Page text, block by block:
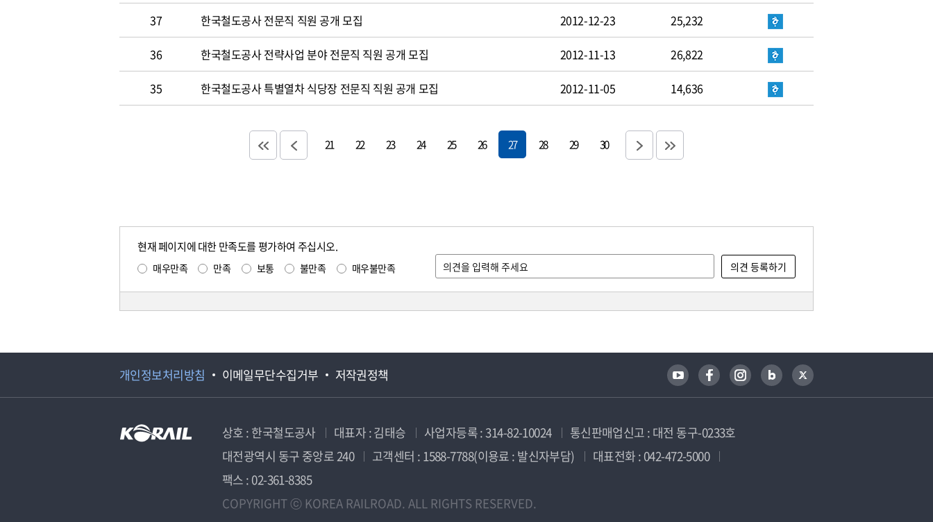
37 한국철도공사 전문직 직원 공개 모집 2012-12-23 25,232
36 한국철도공사 전략사업 분야 전문직 직원 공개 모집 2012-11-13 26,822
35 한국철도공사 특별열차 식당장 전문직 직원 공개 모집 2012-11-05 14,636
21 22 23 24 25 26 27 28 29 30
현재 페이지에 대한 만족도를 평가하여 주십시오.
매우만족 만족 보통 불만족 매우불만족
개인정보처리방침 이메일무단수집거부 저작권정책
상호 : 한국철도공사 대표자 : 김태승 사업자등록 : 314-82-10024
통신판매업신고 : 대전 동구-0233호
대전광역시 동구 중앙로 240
고객센터 : 1588-7788(이용료 : 발신자부담)
대표전화 : 042-472-5000
팩스 : 02-361-8385
COPYRIGHT ⓒ KOREA RAILROAD. ALL RIGHTS RESERVED.